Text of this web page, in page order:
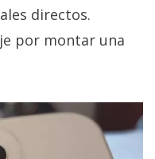
directos.
por montar una